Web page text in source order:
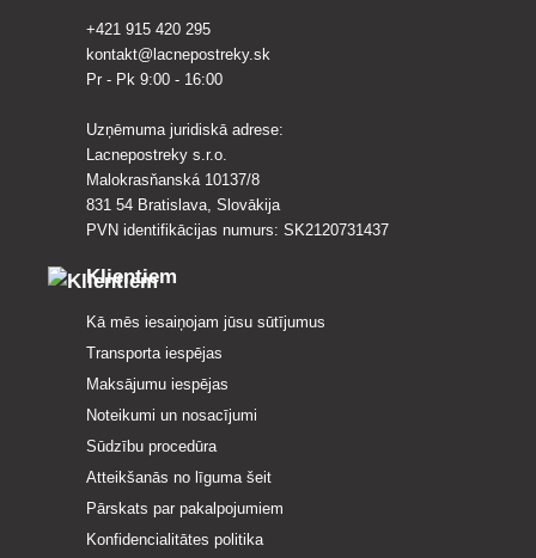
+421 915 420 295
kontakt@lacnepostreky.sk
Pr - Pk 9:00 - 16:00
Uzņēmuma juridiskā adrese:
Lacnepostreky s.r.o.
Malokrasňanská 10137/8
831 54 Bratislava, Slovākija
PVN identifikācijas numurs: SK2120731437
Klientiem
Kā mēs iesaiņojam jūsu sūtījumus
Transporta iespējas
Maksājumu iespējas
Noteikumi un nosacījumi
Sūdzību procedūra
Atteikšanās no līguma šeit
Pārskats par pakalpojumiem
Konfidencialitātes politika